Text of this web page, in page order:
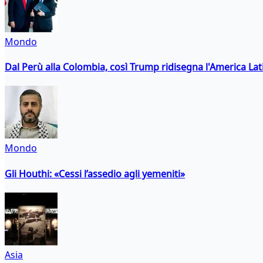
Mondo
Dal Perù alla Colombia, così Trump ridisegna l'America
Mondo
Gli Houthi: «Cessi l’assedio agli yemeniti»
Asia